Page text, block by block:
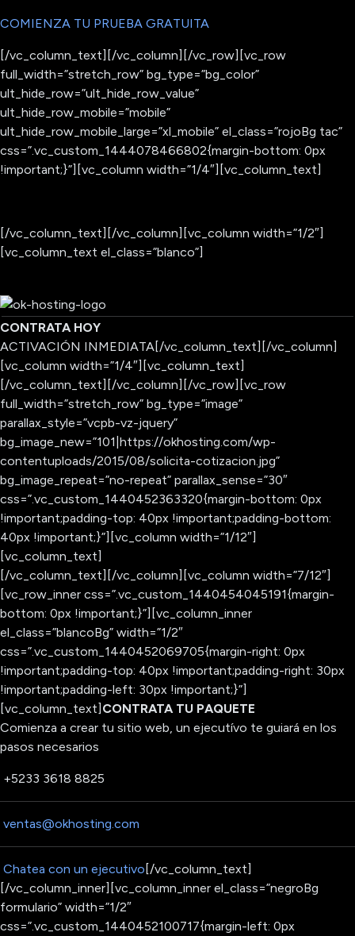
COMIENZA TU PRUEBA GRATUITA
[/vc_column_text][/vc_column][/vc_row][vc_row
full_width=”stretch_row” bg_type=”bg_color”
ult_hide_row=”ult_hide_row_value”
ult_hide_row_mobile=”mobile”
ult_hide_row_mobile_large=”xl_mobile” el_class=”rojoBg tac”
css=”.vc_custom_1444078466802{margin-bottom: 0px
!important;}”][vc_column width=”1/4″][vc_column_text]
[/vc_column_text][/vc_column][vc_column width=”1/2″]
[vc_column_text el_class=”blanco”]
CONTRATA HOY
ACTIVACIÓN INMEDIATA[/vc_column_text][/vc_column]
[vc_column width=”1/4″][vc_column_text]
[/vc_column_text][/vc_column][/vc_row][vc_row
full_width=”stretch_row” bg_type=”image”
parallax_style=”vcpb-vz-jquery”
bg_image_new=”101|https://okhosting.com/wp-
contentuploads/2015/08/solicita-cotizacion.jpg”
bg_image_repeat=”no-repeat” parallax_sense=”30″
css=”.vc_custom_1440452363320{margin-bottom: 0px
!important;padding-top: 40px !important;padding-bottom:
40px !important;}”][vc_column width=”1/12″]
[vc_column_text]
[/vc_column_text][/vc_column][vc_column width=”7/12″]
[vc_row_inner css=”.vc_custom_1440454045191{margin-
bottom: 0px !important;}”][vc_column_inner
el_class=”blancoBg” width=”1/2″
css=”.vc_custom_1440452069705{margin-right: 0px
!important;padding-top: 40px !important;padding-right: 30px
!important;padding-left: 30px !important;}”]
[vc_column_text] CONTRATA TU PAQUETE
Comienza a crear tu sitio web, un ejecutívo te guiará en los
pasos necesarios
+5233 3618 8825
ventas@okhosting.com
Chatea con un ejecutivo [/vc_column_text]
[/vc_column_inner][vc_column_inner el_class=”negroBg
formulario” width=”1/2″
css=”.vc_custom_1440452100717{margin-left: 0px